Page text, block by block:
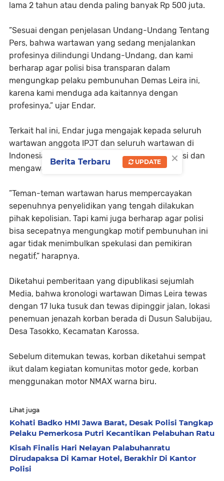
lama 2 tahun atau denda paling banyak Rp 500 juta.
”Sesuai dengan penjelasan Undang-Undang Tentang
Pers, bahwa wartawan yang sedang menjalankan
profesinya dilindungi Undang-Undang, dan kami
berharap agar polisi bisa transparan dalam
mengungkap pelaku pembunuhan Demas Leira ini,
karena kami menduga ada kaitannya dengan
profesinya,” ujar Endar.
Terkait hal ini, Endar juga mengajak kepada seluruh
wartawan anggota IPJT dan seluruh wartawan di
Indonesia untuk mendukung penyelidikan polisi dan
mengawal kasus ini.
”Teman-teman wartawan harus mempercayakan
sepenuhnya penyelidikan yang tengah dilakukan
pihak kepolisian. Tapi kami juga berharap agar polisi
bisa secepatnya mengungkap motif pembunuhan ini
agar tidak menimbulkan spekulasi dan pemikiran
negatif,” harapnya.
Diketahui pemberitaan yang dipublikasi sejumlah
Media, bahwa kronologi wartawan Dimas Leira tewas
dengan 17 luka tusuk dan tewas dipinggir jalan, lokasi
penemuan jenazah korban berada di Dusun Salubijau,
Desa Tasokko, Kecamatan Karossa.
Sebelum ditemukan tewas, korban diketahui sempat
ikut dalam kegiatan komunitas motor gede, korban
menggunakan motor NMAX warna biru.
Lihat juga
Kohati Badko HMI Jawa Barat, Desak Polisi Tangkap
Pelaku Pemerkosa Putri Kecantikan Pelabuhan Ratu
Kisah Finalis Hari Nelayan Palabuhanratu
Dirudapaksa Di Kamar Hotel, Berakhir Di Kantor
Polisi
×
Berita Terbaru UPDATE